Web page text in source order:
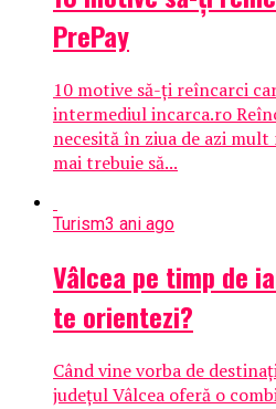
PrePay
10 motive să-ți reîncarci
intermediul incarca.ro
necesită în ziua de azi
mai trebuie să...
Turism3 ani ago
Vâlcea pe timp de
te orientezi?
Când vine vorba de
județul Vâlcea oferă o